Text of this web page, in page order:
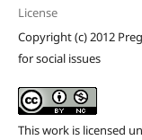
License
Copyright (c) 2012
for social issues
This work is licensed